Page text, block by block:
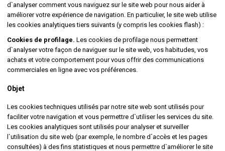
d`analyser comment vous naviguez sur le site web pour nous aider à
améliorer votre expérience de navigation. En particulier, le site web utilise
les cookies analytiques tiers suivants (y compris les cookies flash) :
Cookies de profilage. Les cookies de profilage nous permettent
d`analyser votre façon de naviguer sur le site web, vos habitudes, vos
achats et votre comportement pour vous offrir des communications
commerciales en ligne avec vos préférences.
Objet
Les cookies techniques utilisés par notre site web sont utilisés pour
faciliter votre navigation et vous permettre d`utiliser les services du site.
Les cookies analytiques sont utilisés pour analyser et surveiller
l`utilisation du site web (par exemple, le nombre d`accès et les pages
consultées) à des fins statistiques et nous permettre d`améliorer le site